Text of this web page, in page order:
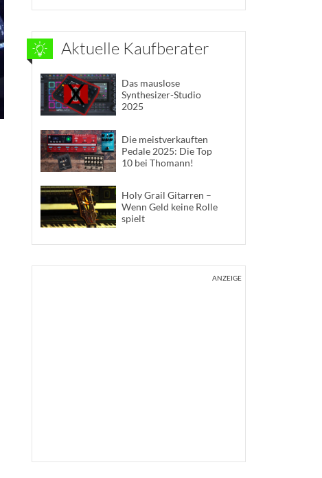
Aktuelle Kaufberater
Das mauslose
Synthesizer-Studio
2025
Die meistverkauften
Pedale 2025: Die Top
10 bei Thomann!
Holy Grail Gitarren –
Wenn Geld keine Rolle
spielt
ANZEIGE